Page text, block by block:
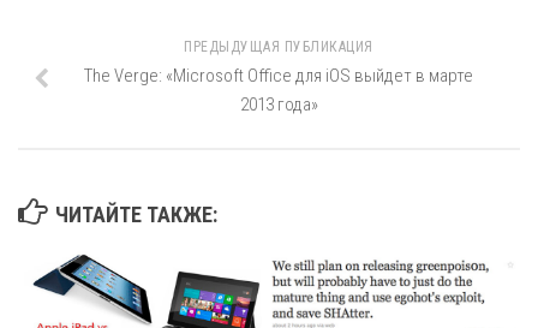
ПРЕДЫДУЩАЯ ПУБЛИКАЦИЯ
The Verge: «Microsoft Office для iOS выйдет в марте
2013 года»
ЧИТАЙТЕ ТАКЖЕ: